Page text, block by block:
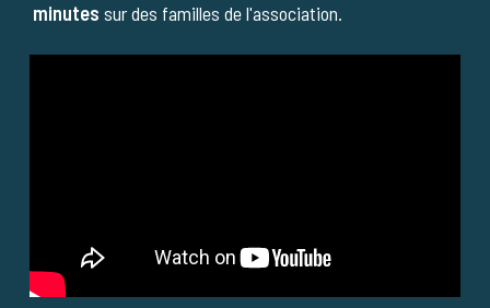
minutes sur des familles de l'association.